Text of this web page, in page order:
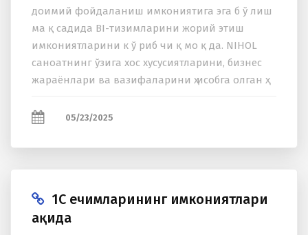
доимий фойдаланиш имкониятига эга б ў лиш
ма қ садида BI-тизимларини жорий этиш
имкониятларини к ў риб чи қ мо қ да. NIHOL
саноатнинг ўзига xос xусусиятларини, бизнес
жараёнлари ва вазифаларини ҳ исобга олган ҳ
05/23/2025
1С ечимларининг имкониятлари
ҳақида